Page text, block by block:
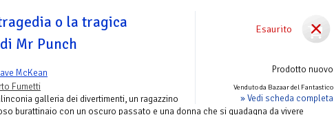
Esaurito
Prodotto nuovo
Venduto da Bazaar del Fantastico
» Vedi scheda completa
o la tragica
Mr Punch
McKean
Fumetti
galleria dei divertimenti, un ragazzino
burattinaio con un oscuro passato e una donna che si guadagna da vivere